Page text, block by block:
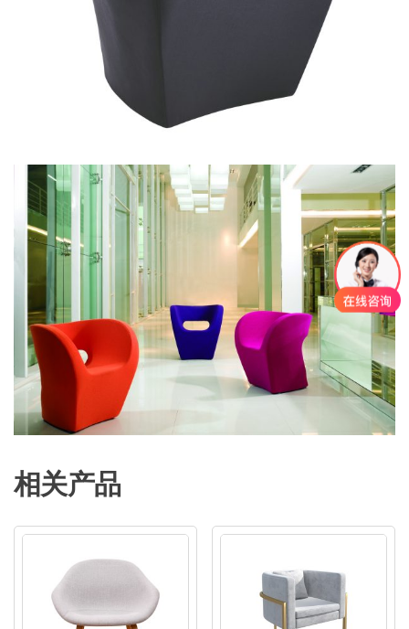
相关产品